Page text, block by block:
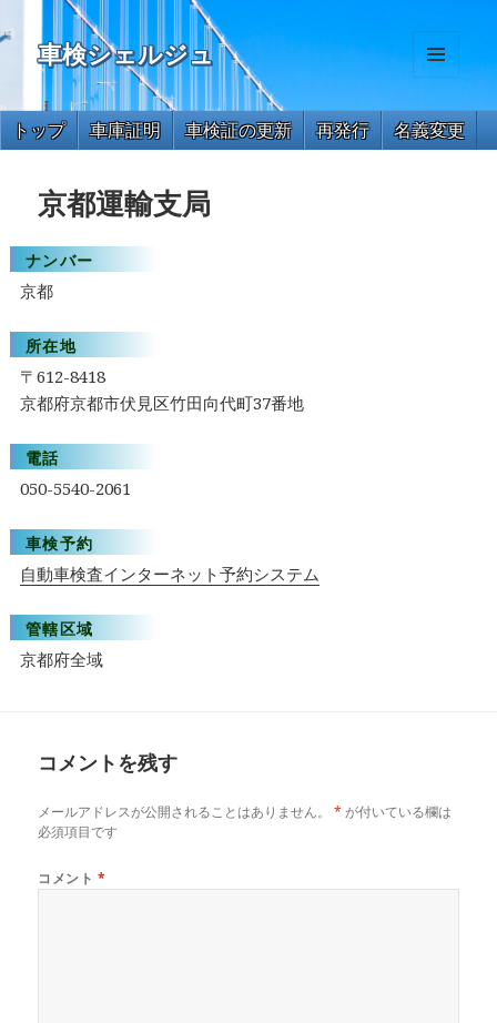
車検シェルジュ
ーとウ
ィジェ
ット
トップ 車庫証明 車検証の更新 再発行
名義変更
京都運輸支局
ナンバー
京都
所在地
〒612-8418
京都府京都市伏見区竹田向代町37番地
電話
050-5540-2061
車検予約
自動車検査インターネット予約システム
管轄区域
京都府全域
コメントを残す
メールアドレスが公開されることはありません。 * が付いている欄は
必須項目です
コメント *